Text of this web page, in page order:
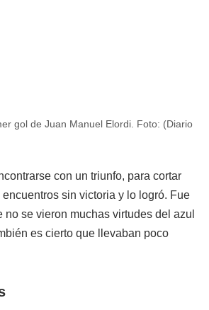
gol de Juan Manuel Elordi. Foto: (Diario
con un triunfo, para cortar
sin victoria y lo logró. Fue
no se vieron muchas virtudes del azul
es cierto que llevaban poco